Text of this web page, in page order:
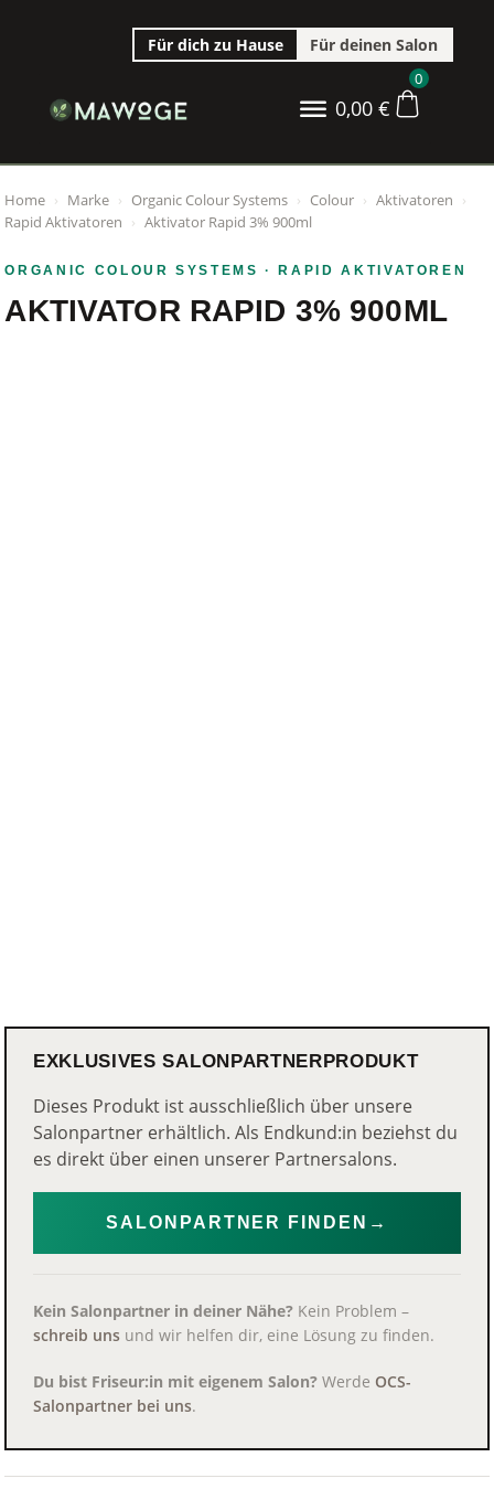
Für dich zu Hause Für deinen Salon
0,00 €
0
Home › Marke › Organic Colour Systems › Colour › Aktivatoren ›
Rapid Aktivatoren › Aktivator Rapid 3% 900ml
ORGANIC COLOUR SYSTEMS · RAPID AKTIVATOREN
AKTIVATOR RAPID 3% 900ML
EXKLUSIVES SALONPARTNERPRODUKT
Dieses Produkt ist ausschließlich über unsere
Salonpartner erhältlich. Als Endkund:in beziehst du
es direkt über einen unserer Partnersalons.
SALONPARTNER FINDEN →
Kein Salonpartner in deiner Nähe?Kein Problem –
schreib unsund wir helfen dir, eine Lösung zu finden.
Du bist Friseur:in mit eigenem Salon?Werde OCS-
Salonpartner bei uns.